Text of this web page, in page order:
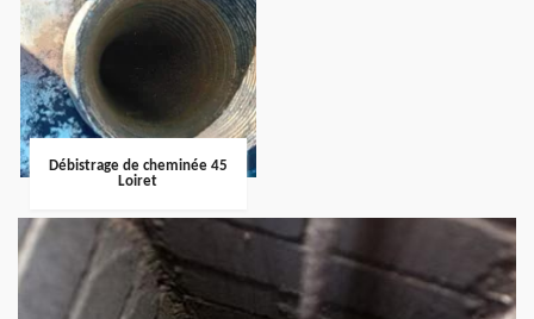
Débistrage de cheminée 45
Loiret